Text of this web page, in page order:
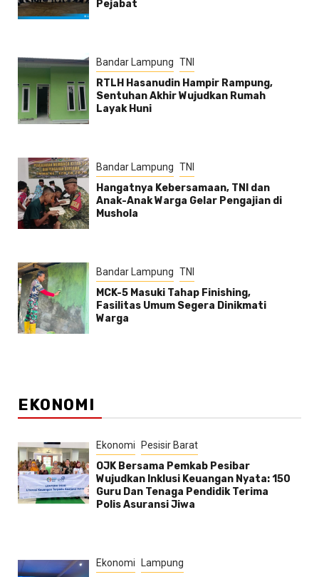
Pejabat
Bandar Lampung TNI
RTLH Hasanudin Hampir Rampung,
Sentuhan Akhir Wujudkan Rumah
Layak Huni
Bandar Lampung TNI
Hangatnya Kebersamaan, TNI dan
Anak-Anak Warga Gelar Pengajian di
Mushola
Bandar Lampung TNI
MCK-5 Masuki Tahap Finishing,
Fasilitas Umum Segera Dinikmati
Warga
EKONOMI
Ekonomi Pesisir Barat
OJK Bersama Pemkab Pesibar
Wujudkan Inklusi Keuangan Nyata: 150
Guru Dan Tenaga Pendidik Terima
Polis Asuransi Jiwa
Ekonomi Lampung